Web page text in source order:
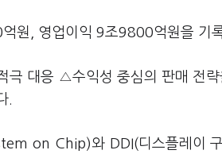
원, 영업이익 9조9800억원을 기
극 대응 △수익성 중심의 판매 전
.
on Chip)와 DDI(디스플레이